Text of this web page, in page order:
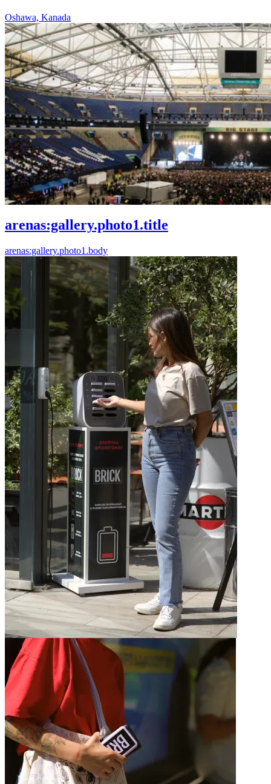
Oshawa, Kanada
arenas:gallery.photo1.title
arenas:gallery.photo1.body